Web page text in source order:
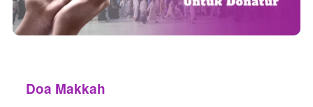
Doa Makkah